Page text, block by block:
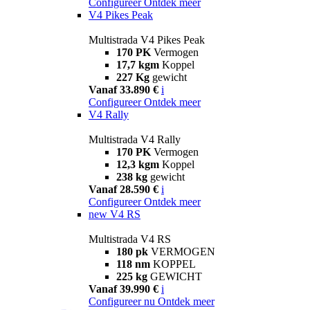
V4 Pikes Peak
Multistrada V4 Pikes Peak
170 PK Vermogen
17,7 kgm Koppel
227 Kg gewicht
Vanaf 33.890 € i
Configureer Ontdek meer
V4 Rally
Multistrada V4 Rally
170 PK Vermogen
12,3 kgm Koppel
238 kg gewicht
Vanaf 28.590 € i
Configureer Ontdek meer
new V4 RS
Multistrada V4 RS
180 pk VERMOGEN
118 nm KOPPEL
225 kg GEWICHT
Vanaf 39.990 € i
Configureer nu Ontdek meer